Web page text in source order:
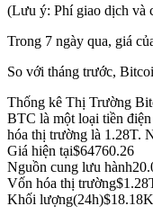
(Lưu ý: Phí giao dịch và
Trong 7 ngày qua, giá
So với tháng trước,
Thống kê Thị Trường
BTC là một loại tiền
hóa thị trường là 1.28T.
Giá hiện tại$64760.26
Nguồn cung lưu hành
Vốn hóa thị trường$
Khối lượng(24h)$18.18K